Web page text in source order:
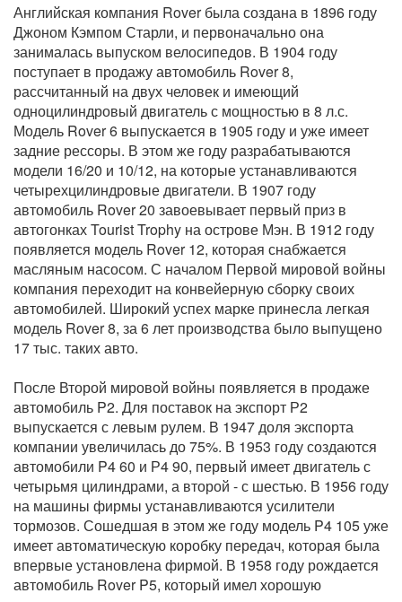
Английская компания Rover была создана в 1896 году
Джоном Кэмпом Старли, и первоначально она
занималась выпуском велосипедов. В 1904 году
поступает в продажу автомобиль Rover 8,
рассчитанный на двух человек и имеющий
одноцилиндровый двигатель с мощностью в 8 л.с.
Модель Rover 6 выпускается в 1905 году и уже имеет
задние рессоры. В этом же году разрабатываются
модели 16/20 и 10/12, на которые устанавливаются
четырехцилиндровые двигатели. В 1907 году
автомобиль Rover 20 завоевывает первый приз в
автогонках Tourist Trophy на острове Мэн. В 1912 году
появляется модель Rover 12, которая снабжается
масляным насосом. С началом Первой мировой войны
компания переходит на конвейерную сборку своих
автомобилей. Широкий успех марке принесла легкая
модель Rover 8, за 6 лет производства было выпущено
17 тыс. таких авто.
После Второй мировой войны появляется в продаже
автомобиль P2. Для поставок на экспорт Р2
выпускается с левым рулем. В 1947 доля экспорта
компании увеличилась до 75%. В 1953 году создаются
автомобили P4 60 и Р4 90, первый имеет двигатель с
четырьмя цилиндрами, а второй - с шестью. В 1956 году
на машины фирмы устанавливаются усилители
тормозов. Сошедшая в этом же году модель P4 105 уже
имеет автоматическую коробку передач, которая была
впервые установлена фирмой. В 1958 году рождается
автомобиль Rover P5, который имел хорошую